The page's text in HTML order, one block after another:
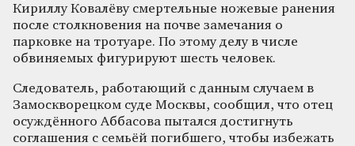
Кириллу Ковалёву смертельные ножевые ранения
после столкновения на почве замечания о
парковке на тротуаре. По этому делу в числе
обвиняемых фигурируют шесть человек.
Следователь, работающий с данным случаем в
Замоскворецком суде Москвы, сообщил, что отец
осуждённого Аббасова пытался достигнуть
соглашения с семьёй погибшего, чтобы избежать